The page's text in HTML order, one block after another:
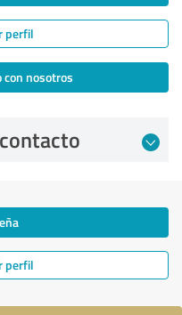
perfil
con nosotros
perfil